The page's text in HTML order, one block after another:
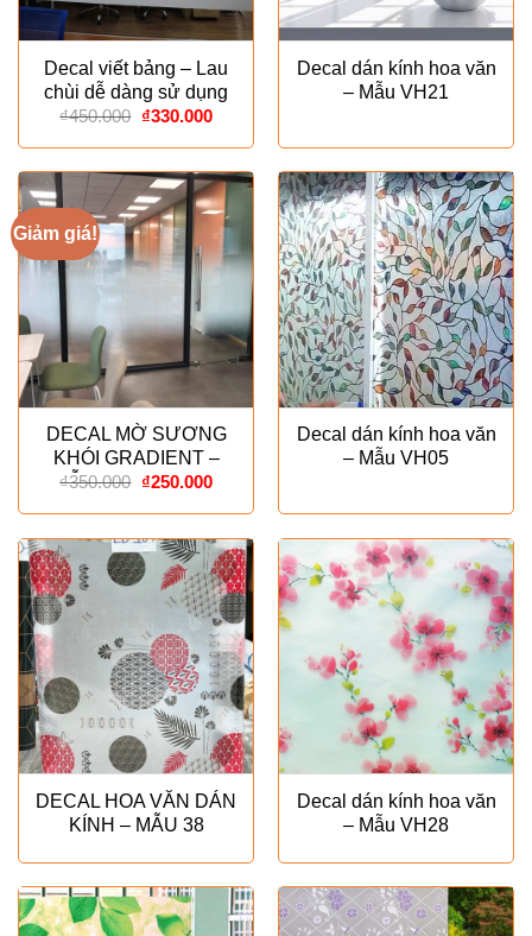
Decal viết bảng – Lau
chùi dễ dàng sử dụng
₫450.000 Giá
là:
₫450.000.
₫330.000Giá
tại
là:
₫330.000.
Decal dán kính hoa văn
– Mẫu VH21
Giảm giá!
DECAL MỜ SƯƠNG
KHÓI GRADIENT –
MẪU ESPECIALLY
₫350.000 Giá
là:
₫350.000.
₫250.000Giá
tại
là:
₫250.000.
Decal dán kính hoa văn
– Mẫu VH05
DECAL HOA VĂN DÁN
KÍNH – MẪU 38
Decal dán kính hoa văn
– Mẫu VH28